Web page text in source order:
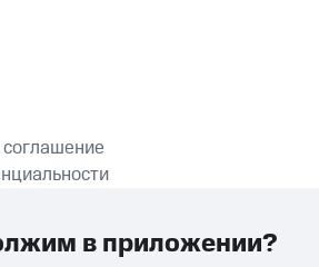
ПРИЛОЖЕНИЕ